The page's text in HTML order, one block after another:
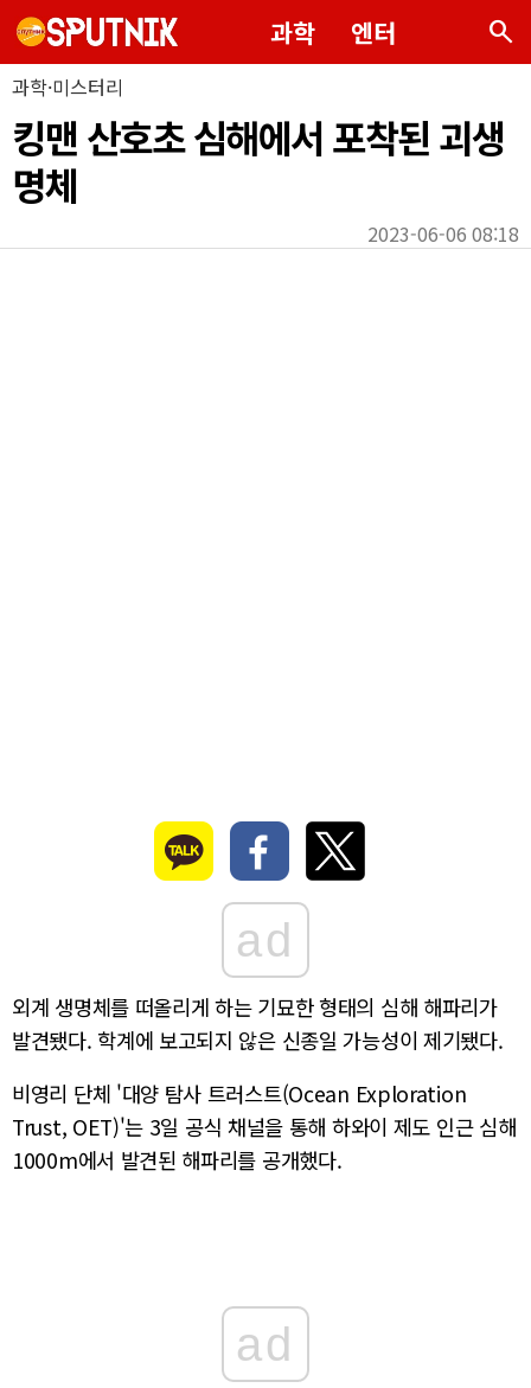
과학 엔터 search
과학·미스터리
킹맨 산호초 심해에서 포착된 괴생
명체
2023-06-06 08:18
ad
외계 생명체를 떠올리게 하는 기묘한 형태의 심해 해파리가
발견됐다. 학계에 보고되지 않은 신종일 가능성이 제기됐다.
비영리 단체 '대양 탐사 트러스트(Ocean Exploration
Trust, OET)'는 3일 공식 채널을 통해 하와이 제도 인근 심해
1000m에서 발견된 해파리를 공개했다.
ad